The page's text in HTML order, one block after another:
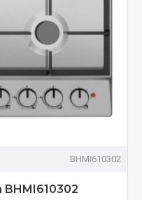
BHMI610302
BHMI610302